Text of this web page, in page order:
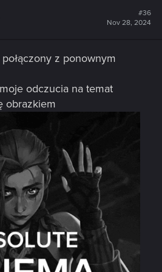
#36
Nov 28, 2024
z ponownym
odczucia na temat
obrazkiem